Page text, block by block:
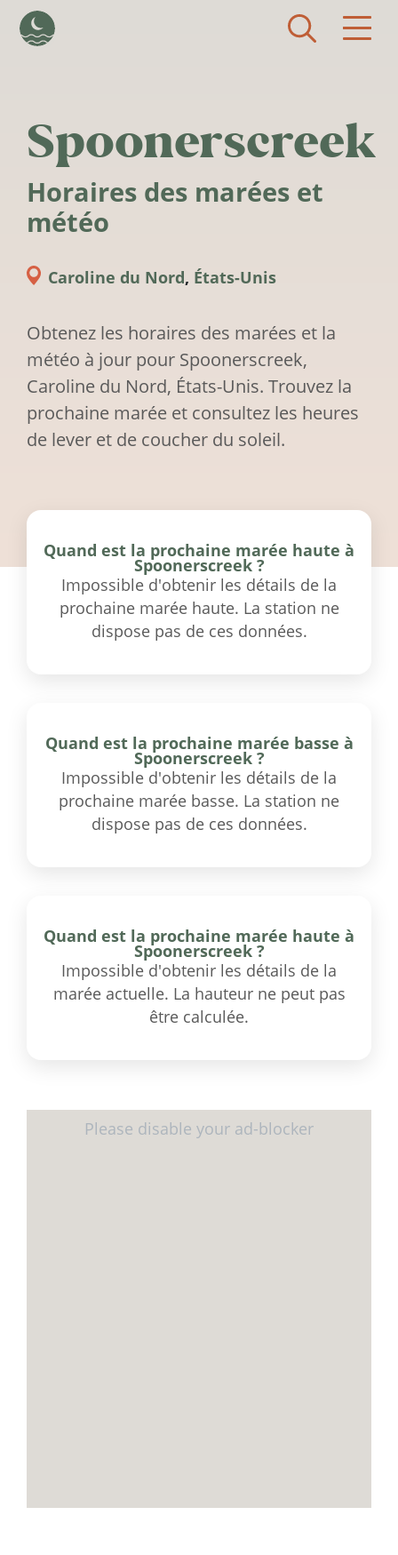
Spoonerscreek
Horaires des marées et
météo
Caroline du Nord, États-Unis
Obtenez les horaires des marées et la
météo à jour pour Spoonerscreek,
Caroline du Nord, États-Unis. Trouvez la
prochaine marée et consultez les heures
de lever et de coucher du soleil.
Quand est la prochaine marée haute à
Spoonerscreek ?
Impossible d'obtenir les détails de la
prochaine marée haute. La station ne
dispose pas de ces données.
Quand est la prochaine marée basse à
Spoonerscreek ?
Impossible d'obtenir les détails de la
prochaine marée basse. La station ne
dispose pas de ces données.
Quand est la prochaine marée haute à
Spoonerscreek ?
Impossible d'obtenir les détails de la
marée actuelle. La hauteur ne peut pas
être calculée.